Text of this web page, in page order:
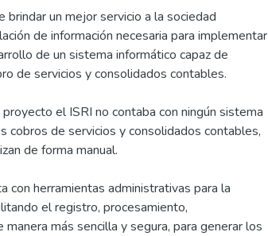
brindar un mejor servicio a la sociedad
de información necesaria para implementar
de un sistema informático capaz de
de servicios y consolidados contables.
el ISRI no contaba con ningún sistema
cobros de servicios y consolidados contables,
de forma manual.
con herramientas administrativas para la
el registro, procesamiento,
más sencilla y segura, para generar los